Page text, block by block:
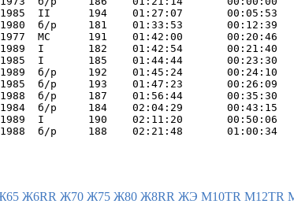
II      194    01:27:07
1980  б/р     181    01:33:53
МС      191    01:42:00
1989  I       182    01:42:54
1985  I       185    01:44:44
1989  б/р     192    01:45:24
1985  б/р     193    01:47:23
б/р     187    01:56:44
1984  б/р     184    02:04:29
1989  I       190    02:11:20
Ж6RR Ж70 Ж75 Ж80 Ж8RR ЖЭ М10TR М12TR